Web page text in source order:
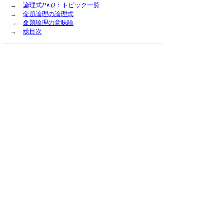
→ 論理式P∧Q ：トピック一覧
→ 命題論理の論理式
→ 命題論理の意味論
→ 総目次